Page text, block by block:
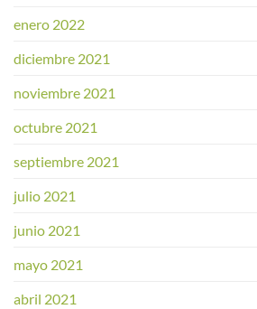
enero 2022
diciembre 2021
noviembre 2021
octubre 2021
septiembre 2021
julio 2021
junio 2021
mayo 2021
abril 2021